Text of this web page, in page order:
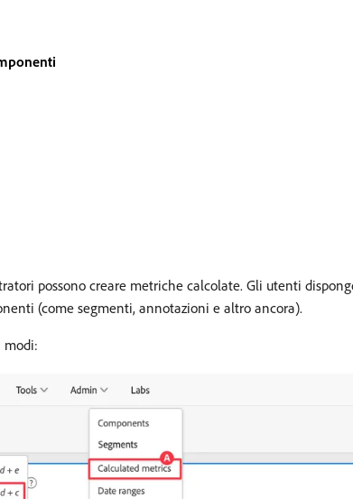
possono creare metriche calcolate. Gli utenti
(come segmenti, annotazioni e altro ancora).
modi: